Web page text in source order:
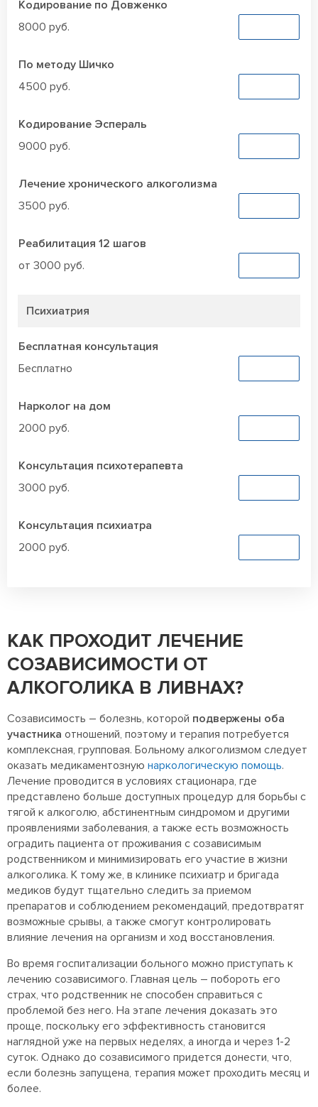
Кодирование по Довженко
8000 руб.
По методу Шичко
4500 руб.
Кодирование Эспераль
9000 руб.
Лечение хронического алкоголизма
3500 руб.
Реабилитация 12 шагов
от 3000 руб.
Психиатрия
Бесплатная консультация
Бесплатно
Нарколог на дом
2000 руб.
Консультация психотерапевта
3000 руб.
Консультация психиатра
2000 руб.
КАК ПРОХОДИТ ЛЕЧЕНИЕ
СОЗАВИСИМОСТИ ОТ
АЛКОГОЛИКА В ЛИВНАХ?
Созависимость – болезнь, которой подвержены оба
участника отношений, поэтому и терапия потребуется
комплексная, групповая. Больному алкоголизмом следует
оказать медикаментозную наркологическую помощь.
Лечение проводится в условиях стационара, где
представлено больше доступных процедур для борьбы с
тягой к алкоголю, абстинентным синдромом и другими
проявлениями заболевания, а также есть возможность
оградить пациента от проживания с созависимым
родственником и минимизировать его участие в жизни
алкоголика. К тому же, в клинике психиатр и бригада
медиков будут тщательно следить за приемом
препаратов и соблюдением рекомендаций, предотвратят
возможные срывы, а также смогут контролировать
влияние лечения на организм и ход восстановления.
Во время госпитализации больного можно приступать к
лечению созависимого. Главная цель – побороть его
страх, что родственник не способен справиться с
проблемой без него. На этапе лечения доказать это
проще, поскольку его эффективность становится
наглядной уже на первых неделях, а иногда и через 1-2
суток. Однако до созависимого придется донести, что,
если болезнь запущена, терапия может проходить месяц и
более.